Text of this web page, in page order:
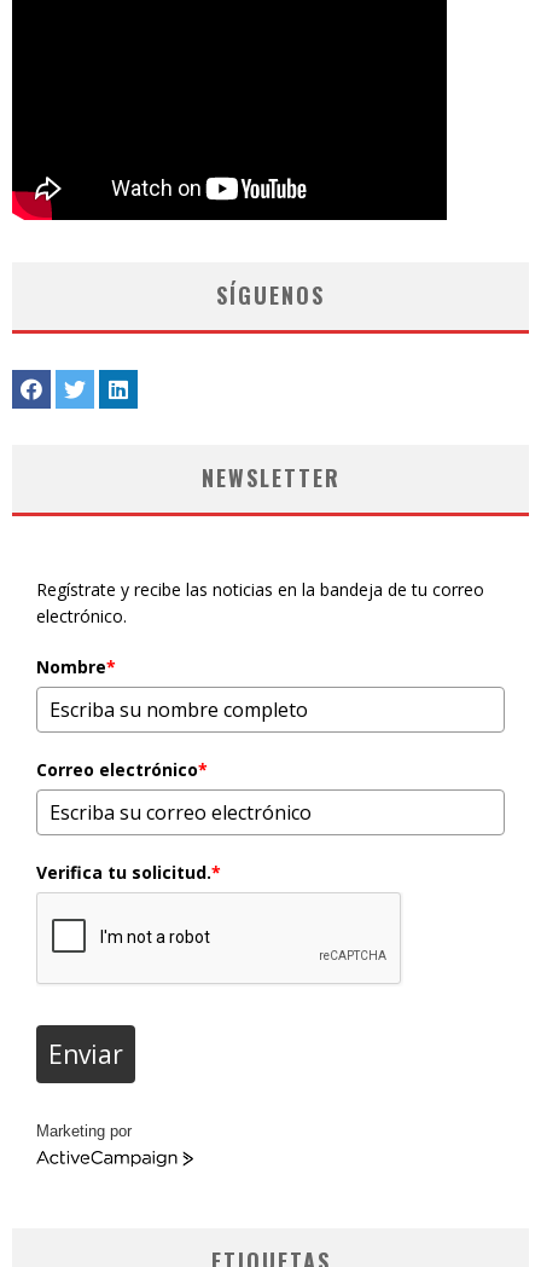
SÍGUENOS
NEWSLETTER
Regístrate y recibe las noticias en la bandeja de tu correo
electrónico.
Nombre*
Correo electrónico*
Verifica tu solicitud.*
Enviar
Marketing por
ActiveCampaign